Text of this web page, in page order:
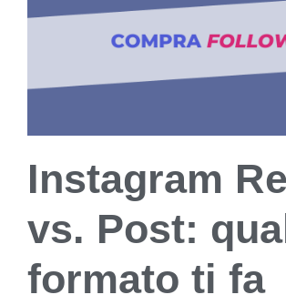
Instagram
vs. Post:
formato ti fa